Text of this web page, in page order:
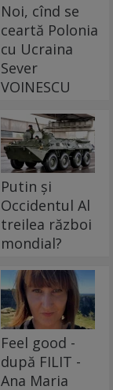
Noi, cînd se
ceartă Polonia
cu Ucraina
Sever
VOINESCU
Putin și
Occidentul Al
treilea război
mondial?
Feel good -
după FILIT -
Ana Maria